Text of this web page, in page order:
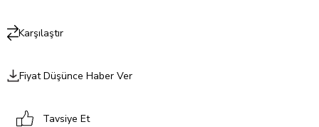
Karşılaştır
Fiyat Düşünce Haber Ver
Tavsiye Et